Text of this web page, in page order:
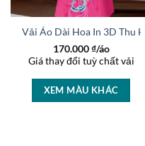
Vải Áo Dài Hoa In 3D Thu
170.000₫/áo
Giá thay đổi tuỳ chất vải
XEM MÀU KHÁC
AD 27233